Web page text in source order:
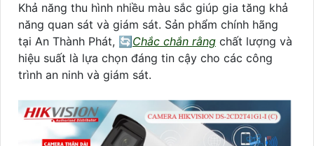
Khả năng thu hình nhiều màu sắc giúp gia tăng khả
năng quan sát và giám sát. Sản phẩm chính hãng
tại An Thành Phát, 🔄 Chắc chắn rằng chất lượng và
hiệu suất là lựa chọn đáng tin cậy cho các công
trình an ninh và giám sát.